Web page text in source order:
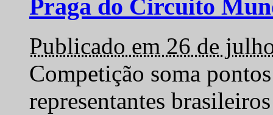
Praga do Circuito
Publicado em 26 de
Competição soma
representantes